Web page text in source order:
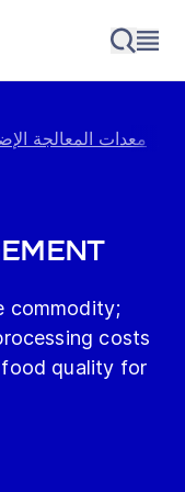
معدات المعالجة
commodity;
costs
food quality for